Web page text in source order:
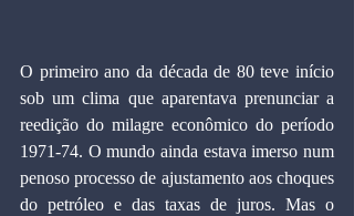
O primeiro ano da década de 80 teve início
sob um clima que aparentava prenunciar a
reedição do milagre econômico do período
1971-74. O mundo ainda estava imerso num
penoso processo de ajustamento aos choques
do petróleo e das taxas de juros. Mas o